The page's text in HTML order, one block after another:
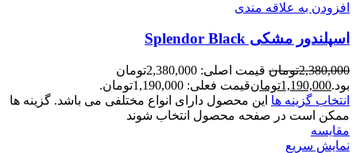
افزودن به علاقه مندی
اسپلندور مشکی Splendor Black
2,380,000تومان
قیمت اصلی: 2,380,000تومان
بود.1,190,000تومانقیمت فعلی: 1,190,000تومان.
انتخاب گزینه ها این محصول دارای انواع مختلفی می باشد. گزینه ها
ممکن است در صفحه محصول انتخاب شوند
مقايسه
نمایش سریع